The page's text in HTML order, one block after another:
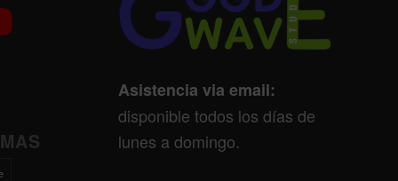
Asistencia via email:
disponible todos los días de
lunes a domingo.